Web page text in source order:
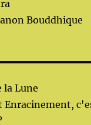
Bouddhique
la Lune
Enracinement,